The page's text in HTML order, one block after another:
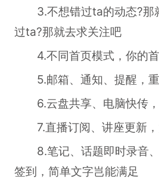
3.不想错过ta的动态?那
过ta?那就去求关注吧
4.不同首页模式，你的首
5.邮箱、通知、提醒，重
6.云盘共享、电脑快传，
7.直播订阅、讲座更新，
8.笔记、话题即时录音、
签到，简单文字岂能满足